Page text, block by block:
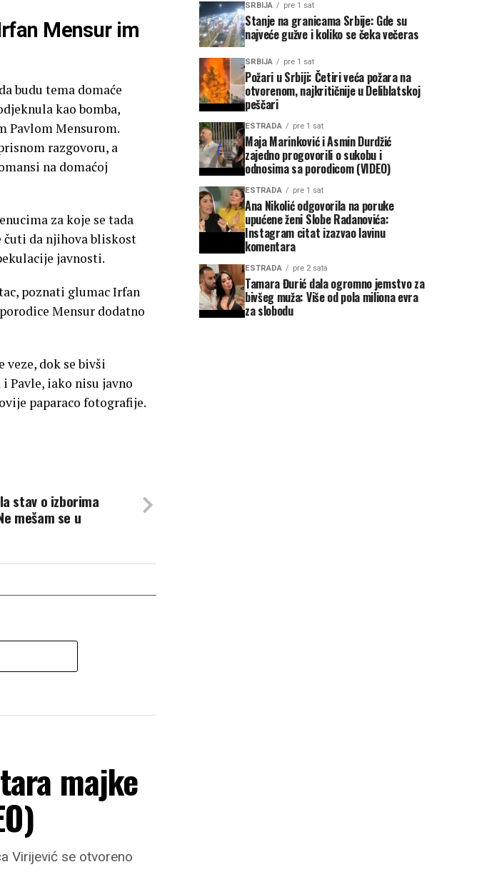
Mensur im
budu tema domaće
kao bomba,
Pavlom Mensurom.
razgovoru, a
na domaćoj
za koje se tada
čuti da njihova bliskost
javnosti.
poznati glumac Irfan
Mensur dodatno
dok se bivši
Pavle, iako nisu javno
paparaco fotografije.
stav o izborima
mešam se u
majke
Virijević se otvoreno
SRBIJA pre 1 sat
Stanje na granicama Srbije: Gde su
najveće gužve i koliko se čeka večeras
SRBIJA pre 1 sat
Požari u Srbiji: Četiri veća požara na
otvorenom, najkritičnije u Deliblatskoj
peščari
ESTRADA pre 1 sat
Maja Marinković i Asmin Durdžić
zajedno progovorili o sukobu i
odnosima sa porodicom (VIDEO)
ESTRADA pre 1 sat
Ana Nikolić odgovorila na poruke
upućene ženi Slobe Radanovića:
Instagram citat izazvao lavinu
komentara
ESTRADA pre 2 sata
Tamara Đurić dala ogromno jemstvo za
bivšeg muža: Više od pola miliona evra
za slobodu